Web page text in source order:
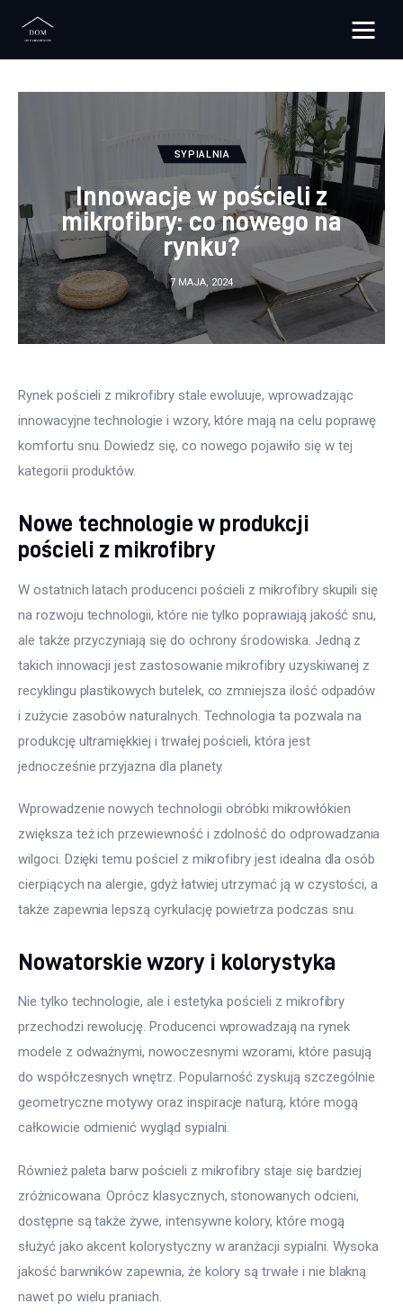
Bloggers Unite
Materiały budowlane
Meble
Ściany
Budowa
Oświetlenie
Remont
Meble
SYPIALNIA
Innowacje w pościeli z
mikrofibry: co nowego na
rynku?
7 MAJA, 2024
Rynek pościeli z mikrofibry stale ewoluuje, wprowadzając
innowacyjne technologie i wzory, które mają na celu poprawę
komfortu snu. Dowiedz się, co nowego pojawiło się w tej
kategorii produktów.
Nowe technologie w produkcji
pościeli z mikrofibry
W ostatnich latach producenci pościeli z mikrofibry skupili się
na rozwoju technologii, które nie tylko poprawiają jakość snu,
ale także przyczyniają się do ochrony środowiska. Jedną z
takich innowacji jest zastosowanie mikrofibry uzyskiwanej z
recyklingu plastikowych butelek, co zmniejsza ilość odpadów
i zużycie zasobów naturalnych. Technologia ta pozwala na
produkcję ultramiękkiej i trwałej pościeli, która jest
jednocześnie przyjazna dla planety.
Wprowadzenie nowych technologii obróbki mikrowłókien
zwiększa też ich przewiewność i zdolność do odprowadzania
wilgoci. Dzięki temu pościel z mikrofibry jest idealna dla osób
cierpiących na alergie, gdyż łatwiej utrzymać ją w czystości, a
także zapewnia lepszą cyrkulację powietrza podczas snu.
Nowatorskie wzory i kolorystyka
Nie tylko technologie, ale i estetyka pościeli z mikrofibry
przechodzi rewolucję. Producenci wprowadzają na rynek
modele z odważnymi, nowoczesnymi wzorami, które pasują
do współczesnych wnętrz. Popularność zyskują szczególnie
geometryczne motywy oraz inspiracje naturą, które mogą
całkowicie odmienić wygląd sypialni.
Również paleta barw pościeli z mikrofibry staje się bardziej
zróżnicowana. Oprócz klasycznych, stonowanych odcieni,
dostępne są także żywe, intensywne kolory, które mogą
służyć jako akcent kolorystyczny w aranżacji sypialni. Wysoka
jakość barwników zapewnia, że kolory są trwałe i nie blakną
nawet po wielu praniach.